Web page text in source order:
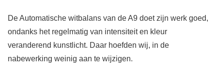
De Automatische witbalans van de A9 doet zijn werk goed,
ondanks het regelmatig van intensiteit en kleur
veranderend kunstlicht. Daar hoefden wij, in de
nabewerking weinig aan te wijzigen.